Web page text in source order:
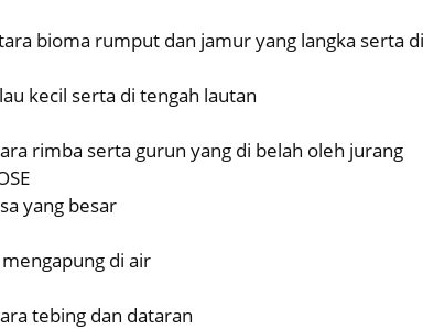
bioma rumput dan jamur yang langka serta
kecil serta di tengah lautan
rimba serta gurun yang di belah oleh jurang
yang besar
di air
tebing dan dataran